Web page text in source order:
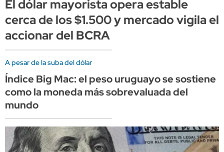
El dólar mayorista opera estable
cerca de los $1.500 y mercado vigila el
accionar del BCRA
A pesar de la suba del dólar
Índice Big Mac: el peso uruguayo se sostiene
como la moneda más sobrevaluada del
mundo